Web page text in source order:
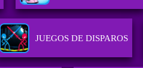
JUEGOS DE DISPAROS